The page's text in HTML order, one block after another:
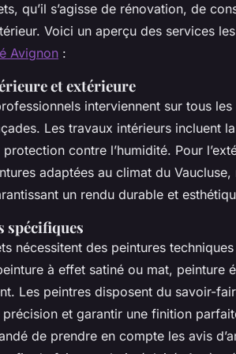
qu’il s’agisse de rénovation, de
Voici un aperçu des services
Avignon :
et extérieure
interviennent sur tous
Les travaux intérieurs incluent
contre l’humidité. Pour
adaptées au climat du
un rendu durable et
spécifiques
nécessitent des peintures
à effet satiné ou mat, peinture
Les peintres disposent du savoir-
et garantir une finition
de prendre en compte les avis